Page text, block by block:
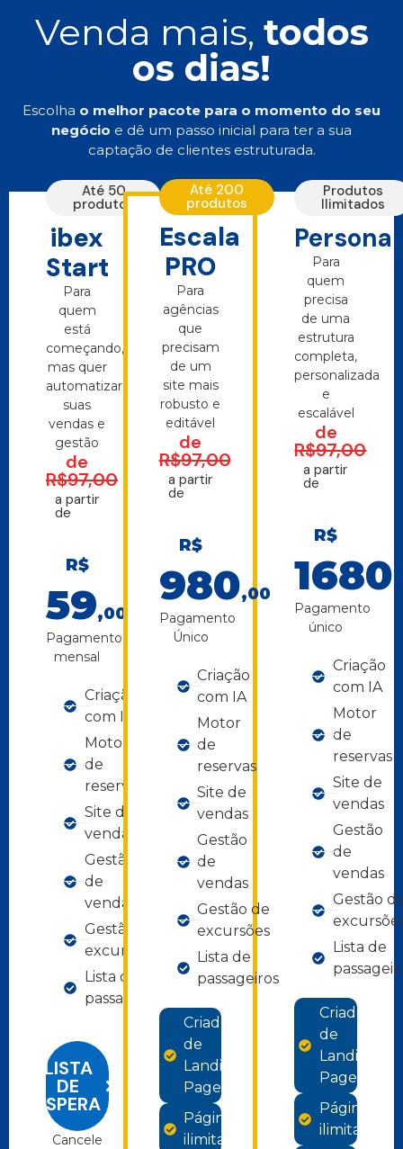
Venda mais, todos
os dias!
Escolha o melhor pacote para o momento do seu
negócio e dê um passo inicial para ter a sua
captação de clientes estruturada.
Até 50
produtos
ibex
Start
Para
quem
está
começando,
mas quer
automatizar
suas
vendas e
gestão
de
R$97,00
a partir
de
R$
59,00/mês
Pagamento
mensal
Criação
com IA
Motor
de
reservas
Site de
vendas
Gestão
de
vendas
Gestão de
excursões
Lista de
passageiros
LISTA
DE
ESPERA
Cancele
Até 200
produtos
Escala
PRO
Para
agências
que
precisam
de um
site mais
robusto e
editável
de
R$97,00
a partir
de
R$
980,00
Pagamento
Único
Criação
com IA
Motor
de
reservas
Site de
vendas
Gestão
de
vendas
Gestão de
excursões
Lista de
passageiros
Criador
de
Landing
Pages
Páginas
ilimitadas
Produtos
Ilimitados
Para
quem
precisa
de uma
estrutura
completa,
personalizada
e
escalável
de
R$97,00
a partir
de
R$
1680
Pagamento
único
Criação
com IA
Motor
de
reservas
Site de
vendas
Gestão
de
vendas
Gestão
Lista de
Criador
de
Landing
Pages
Páginas
ilimitadas